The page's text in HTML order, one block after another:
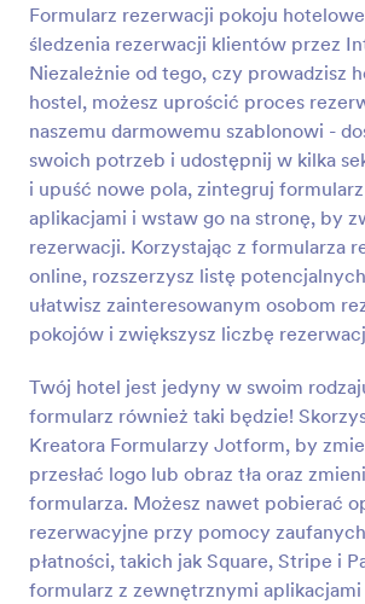
Formularz rezerwacji pokoju
śledzenia rezerwacji klientów przez
Niezależnie od tego, czy prowadzisz
hostel, możesz uprościć proces
naszemu darmowemu szablonowi -
swoich potrzeb i udostępnij w kilka
i upuść nowe pola, zintegruj
aplikacjami i wstaw go na stronę, by
rezerwacji. Korzystając z formularza
online, rozszerzysz listę
ułatwisz zainteresowanym osobom
pokojów i zwiększysz liczbę
Twój hotel jest jedyny w swoim
formularz również taki będzie!
Kreatora Formularzy Jotform, by
przesłać logo lub obraz tła oraz
formularza. Możesz nawet pobierać
rezerwacyjne przy pomocy
płatności, takich jak Square, Stripe i
formularz z zewnętrznymi aplikacjami
także klientów o wybór pokoju i
obliczy całkowity koszt. Możesz
wstawić go na stronę w kilka sekund!
przeciągnij i upuść, by uzyskać
zintegruj z potężnymi aplikacjami
wstaw go na swoją stronę, by zacząć
pokoje dla klientów. Dzięki
bookingu online zamiast bookowania
telefon, możesz dotrzeć do szerszej
odbiorców, ułatwić klientom
Twoim hotelu i zwiększyć liczbę
Podgląd
Formularz Bookingu Motelu